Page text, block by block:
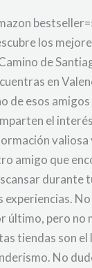
los
de
en
de esos
el
valiosa
amigo que
durante
experiencias.
último, pero no
tiendas son
No